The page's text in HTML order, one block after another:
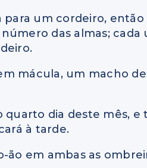
para um cordeiro,
das almas;
mácula, um macho
quarto dia deste mês,
à tarde.
ão em ambas as